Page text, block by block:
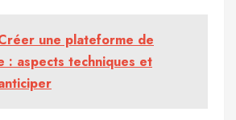
une plateforme de
: aspects techniques et